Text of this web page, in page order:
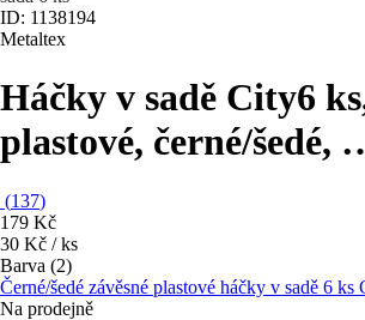
ID: 1138194
Metaltex
Háčky v sadě City6
plastové, černé/šedé,
(137)
179 Kč
30 Kč / ks
Barva (2)
Černé/šedé závěsné plastové háčky v sadě 6
Na prodejně